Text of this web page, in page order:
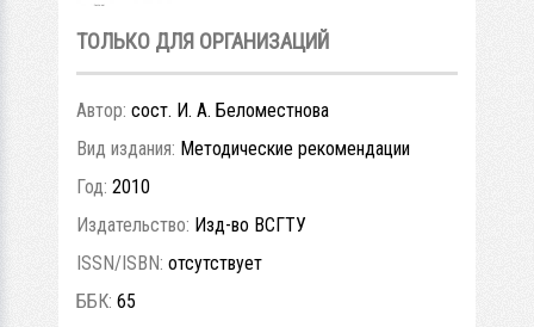
ТОЛЬКО ДЛЯ ОРГАНИЗАЦИЙ
Автор: сост. И. А. Беломестнова
Вид издания: Методические рекомендации
Год: 2010
Издательство: Изд-во ВСГТУ
ISSN/ISBN: отсутствует
ББК: 65